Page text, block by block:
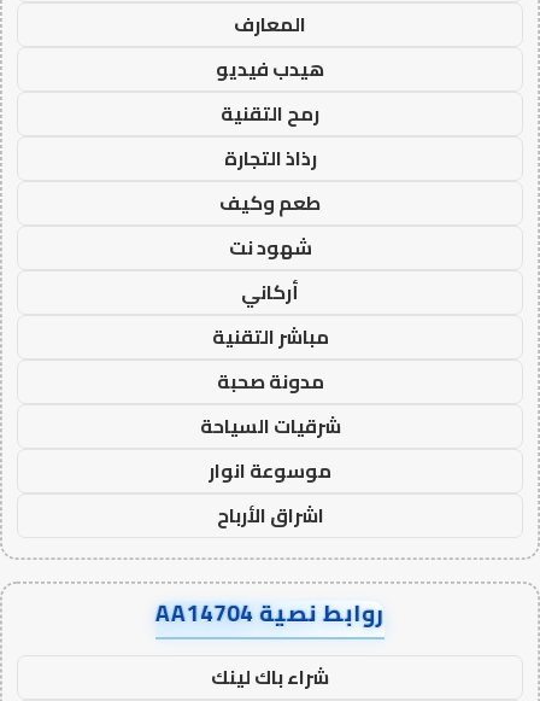
المعارف
هيدب فيديو
رمح التقنية
رذاذ التجارة
طعم وكيف
شهود نت
أركاني
مباشر التقنية
مدونة صحبة
شرقيات السياحة
موسوعة انوار
اشراق الأرباح
روابط نصية AA14704
شراء باك لينك